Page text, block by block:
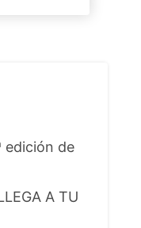
edición de
A TU